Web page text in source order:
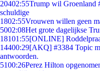
20402:55Trump wil Groenland
schuldige
1802:55Vrouwen willen geen
5002:08Het grote dagelijkse
18101:55[ONLINE]
14400:29[AKQ] #3384 Topic
antwoorden.
5100:26Perez Hilton